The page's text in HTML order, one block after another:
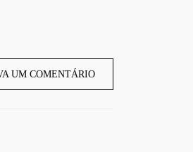
UM COMENTÁRIO